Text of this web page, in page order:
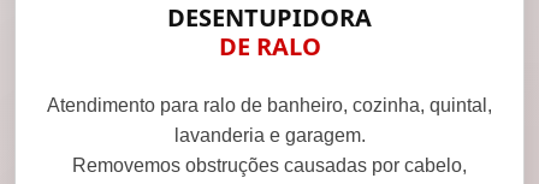
DESENTUPIDORA
DE RALO
Atendimento para ralo de banheiro, cozinha, quintal,
lavanderia e garagem.
Removemos obstruções causadas por cabelo,